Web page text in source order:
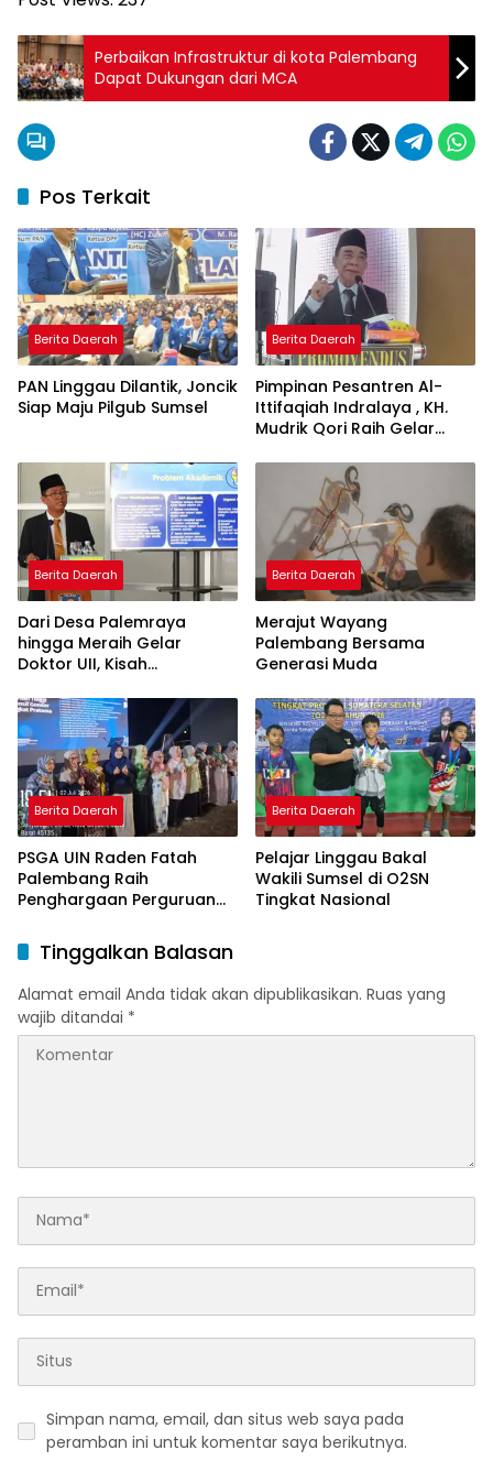
Perbaikan Infrastruktur di kota Palembang
Dapat Dukungan dari MCA
Pos Terkait
Berita Daerah
PAN Linggau Dilantik, Joncik
Siap Maju Pilgub Sumsel
Berita Daerah
Pimpinan Pesantren Al-
Ittifaqiah Indralaya , KH.
Mudrik Qori Raih Gelar
Model Pembelajaran
Nagham Al-Qur’an di UMM
Berita Daerah
Dari Desa Palemraya
hingga Meraih Gelar
Doktor UII, Kisah
Yogyakarta yang Pernah
Menjadi Driver Taksi Online
Berita Daerah
Merajut Wayang
Palembang Bersama
Generasi Muda
Berita Daerah
PSGA UIN Raden Fatah
Palembang Raih
Penghargaan Perguruan
Peringkat Pratama
Berita Daerah
Pelajar Linggau Bakal
Wakili Sumsel di O2SN
Tingkat Nasional
Tinggalkan Balasan
Alamat email Anda tidak akan dipublikasikan. Ruas yang
wajib ditandai *
Simpan nama, email, dan situs web saya pada
peramban ini untuk komentar saya berikutnya.